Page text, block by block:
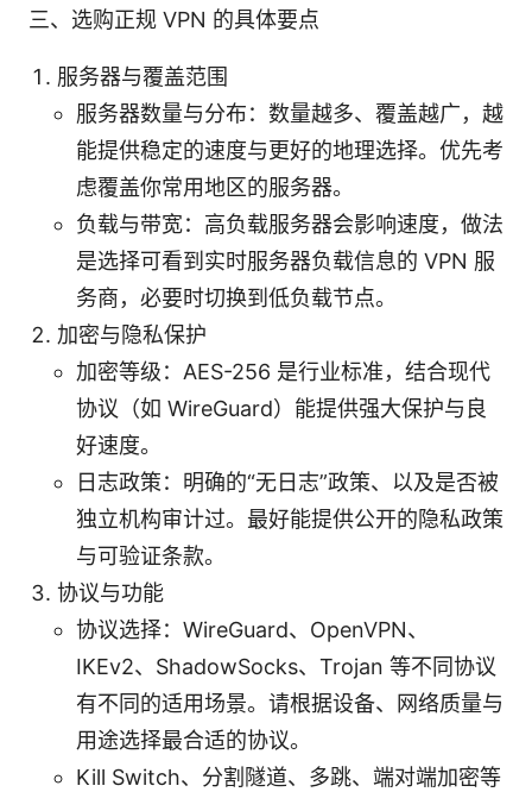
三、选购正规 VPN 的具体要点
服务器与覆盖范围
服务器数量与分布：数量越多、覆盖越广，越
能提供稳定的速度与更好的地理选择。优先考
虑覆盖你常用地区的服务器。
负载与带宽：高负载服务器会影响速度，做法
是选择可看到实时服务器负载信息的 VPN 服
务商，必要时切换到低负载节点。
加密与隐私保护
加密等级：AES-256 是行业标准，结合现代
协议（如 WireGuard）能提供强大保护与良
好速度。
日志政策：明确的“无日志”政策、以及是否被
独立机构审计过。最好能提供公开的隐私政策
与可验证条款。
协议与功能
协议选择：WireGuard、OpenVPN、
IKEv2、ShadowSocks、Trojan 等不同协议
有不同的适用场景。请根据设备、网络质量与
用途选择最合适的协议。
Kill Switch、分割隧道、多跳、端对端加密等